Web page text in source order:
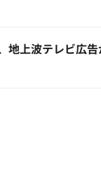
地上波テレビ広